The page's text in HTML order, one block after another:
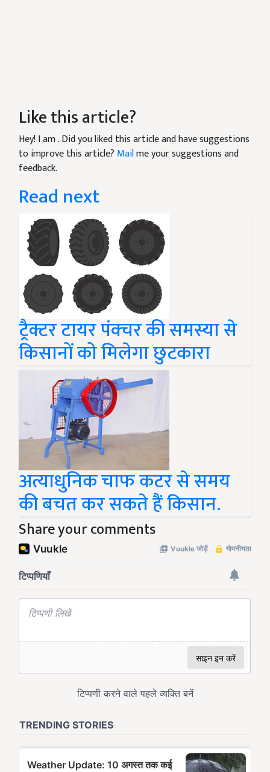
Like this article?
Hey! I am. Did you liked this article and have suggestions
to improve this article? Mailme your suggestions and
feedback.
Read next
ट्रैक्टर टायर पंक्चर की समस्या से
किसानों को मिलेगा छुटकारा
अत्याधुनिक चाफ कटर से समय
की बचत कर सकते हैं किसान.
Share your comments